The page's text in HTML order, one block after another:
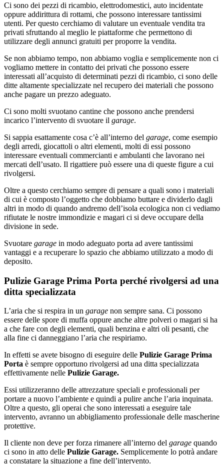
Ci sono dei pezzi di ricambio, elettrodomestici, auto incidentate
oppure addirittura di rottami, che possono interessare tantissimi
utenti. Per questo cerchiamo di valutare un eventuale vendita tra
privati sfruttando al meglio le piattaforme che permettono di
utilizzare degli annunci gratuiti per proporre la vendita.
Se non abbiamo tempo, non abbiamo voglia e semplicemente non ci
vogliamo mettere in contatto dei privati che possono essere
interessati all’acquisto di determinati pezzi di ricambio, ci sono delle
ditte altamente specializzate nel recupero dei materiali che possono
anche pagare un prezzo adeguato.
Ci sono molti svuotano cantine che possono anche prendersi
incarico l’intervento di svuotare il garage.
Si sappia esattamente cosa c’è all’interno del garage, come esempio
degli arredi, giocattoli o altri elementi, molti di essi possono
interessare eventuali commercianti e ambulanti che lavorano nei
mercati dell’usato. Il rigattiere può essere una di queste figure a cui
rivolgersi.
Oltre a questo cerchiamo sempre di pensare a quali sono i materiali
di cui è composto l’oggetto che dobbiamo buttare e dividerlo dagli
altri in modo di quando andremo dell’isola ecologica non ci vediamo
rifiutate le nostre immondizie e magari ci si deve occupare della
divisione in sede.
Svuotare garage in modo adeguato porta ad avere tantissimi
vantaggi e a recuperare lo spazio che abbiamo utilizzato a modo di
deposito.
Pulizie Garage Prima Porta perché rivolgersi ad una
ditta specializzata
L’aria che si respira in un garage non sempre sana. Ci possono
essere delle spore di muffa oppure anche altre polveri o magari si ha
a che fare con degli elementi, quali benzina e altri oli pesanti, che
alla fine ci danneggiano l’aria che respiriamo.
In effetti se avete bisogno di eseguire delle Pulizie Garage Prima
Porta è sempre opportuno rivolgersi ad una ditta specializzata
effettivamente nelle Pulizie Garage.
Essi utilizzeranno delle attrezzature speciali e professionali per
portare a nuovo l’ambiente e quindi a pulire anche l’aria inquinata.
Oltre a questo, gli operai che sono interessati a eseguire tale
intervento, avranno un abbigliamento professionale delle mascherine
protettive.
Il cliente non deve per forza rimanere all’interno del garage quando
ci sono in atto delle Pulizie Garage. Semplicemente lo potrà andare
a constatare la situazione a fine dell’intervento.